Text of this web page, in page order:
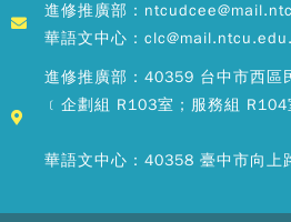
進修推廣部：
華語文中心：
進修推廣部：40359 台中市西區
﹝企劃組 R103室；服務組 R104
華語文中心：40358 臺中市向上